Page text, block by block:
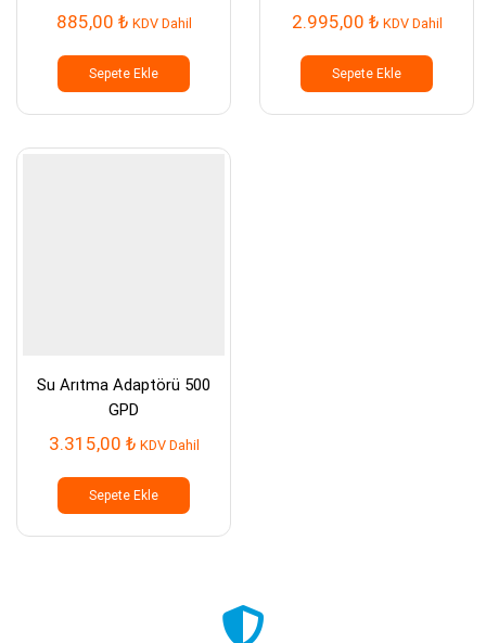
885,00 ₺ KDV Dahil
Sepete Ekle
2.995,00 ₺ KDV Dahil
Sepete Ekle
Su Arıtma Adaptörü 500
GPD
3.315,00 ₺ KDV Dahil
Sepete Ekle